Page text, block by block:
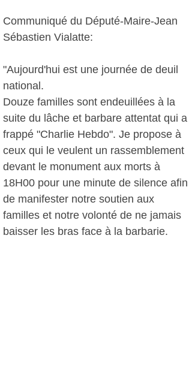
Communiqué du Député-Maire-Jean
Sébastien Vialatte:
"Aujourd'hui est une journée de deuil
national.
Douze familles sont endeuillées à la
suite du lâche et barbare attentat qui a
frappé "Charlie Hebdo". Je propose à
ceux qui le veulent un rassemblement
devant le monument aux morts à
18H00 pour une minute de silence afin
de manifester notre soutien aux
familles et notre volonté de ne jamais
baisser les bras face à la barbarie.